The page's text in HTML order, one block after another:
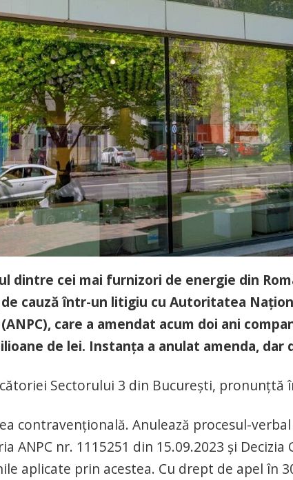
dintre cei mai furnizori de energie din
cauză într-un litigiu cu Autoritatea
care a amendat acum doi ani
de lei. Instanța a anulat amenda,
Sectorului 3 din București, pronunțtă
contravenţională. Anulează procesul-
ANPC nr. 1115251 din 15.09.2023 şi Decizia
aplicate prin acestea. Cu drept de apel în